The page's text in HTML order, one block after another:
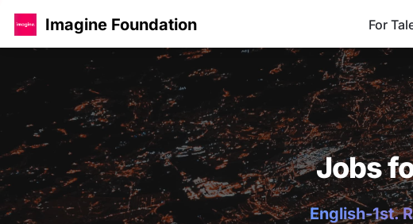
Imagine Foundation For
Jobs
English-1st.